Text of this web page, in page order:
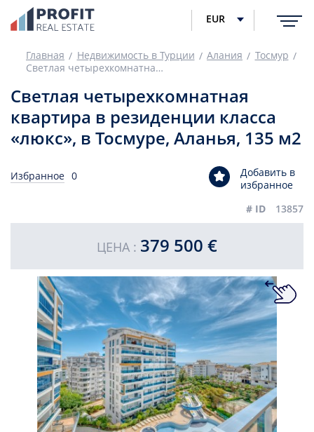
EUR
Главная Недвижимость в Турции Алания
Тосмур
Светлая четырехкомнатная квартира в резиденции класса «люкс», в Тосмуре, Аланья, 135 м2
Светлая четырехкомнатная
квартира в резиденции класса
«люкс», в Тосмуре, Аланья, 135 м2
Избранное 0
Добавить в
избранное
# ID
13857
ЦЕНА : 379 500 €